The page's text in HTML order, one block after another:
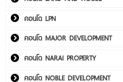
คอนโด LPN
คอนโด MAJOR DEVELOPMENT
คอนโด NARAI PROPERTY
คอนโด NOBLE DEVELOPMENT